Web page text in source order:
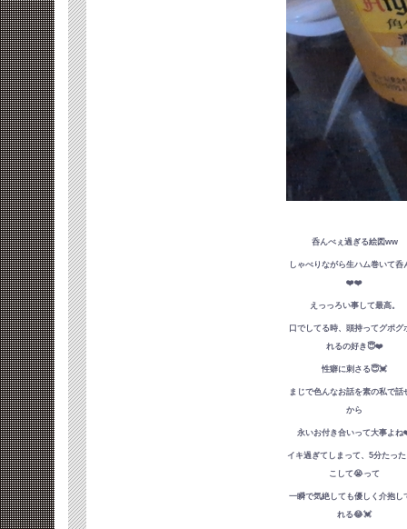
呑んべぇ過ぎる絵図ww
しゃべりながら生ハム巻いて呑
❤️❤️
えっっろい事して最高。
口でしてる時、頭持ってグポグ
れるの好き😇❤️
性癖に刺さる😇💓
まじで色んなお話を素の私で話
から
永いお付き合いって大事よ
イキ過ぎてしまって、5分たっ
こして😭って
一瞬で気絶しても優しく介抱し
れる😂💓